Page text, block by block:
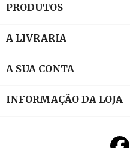
PRODUTOS
A LIVRARIA
A SUA CONTA
INFORMAÇÃO DA LOJA